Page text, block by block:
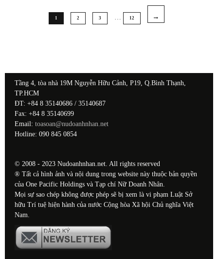
1 2 3 12
Tầng 4, tòa nhà 19M Nguyễn Hữu Cảnh, P19, Q.Bình Thạnh,
TP.HCM
ĐT: +84 8 35140686 / 35140687
Fax: +84 8 35140699
Email: toasoan@nudoanhnhan.net
Hotline: 090 845 0854
© 2008 - 2023 Nudoanhnhan.net. All rights reserved
® Tất cả hình ảnh và nội dung trong website này thuộc bản quyền
của One Pacific Holdings và Tạp chí Nữ Doanh Nhân.
Mọi sự sao chép không được phép sẽ bị xem là vi phạm Luật Sở
hữu Trí tuệ hiện hành của nước Cộng hòa Xã hội Chủ nghĩa Việt
Nam.